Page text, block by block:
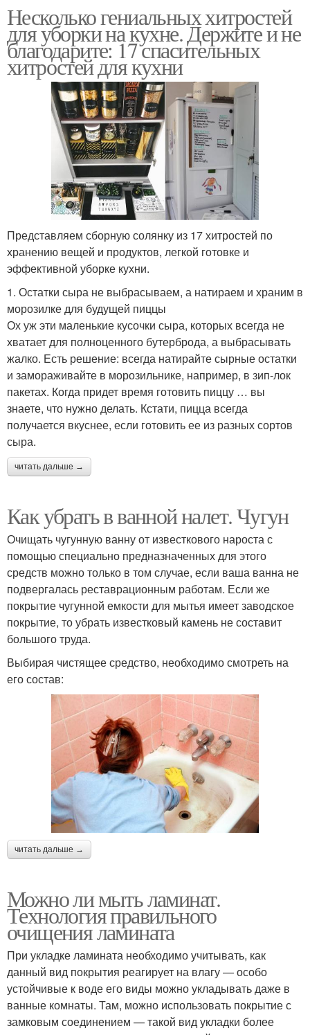
Несколько гениальных хитростей
для уборки на кухне. Держите и не
благодарите: 17 спасительных
хитростей для кухни
Представляем сборную солянку из 17 хитростей по
хранению вещей и продуктов, легкой готовке и
эффективной уборке кухни.
1. Остатки сыра не выбрасываем, а натираем и храним в
морозилке для будущей пиццы
Ох уж эти маленькие кусочки сыра, которых всегда не
хватает для полноценного бутерброда, а выбрасывать
жалко. Есть решение: всегда натирайте сырные остатки
и замораживайте в морозильнике, например, в зип-лок
пакетах. Когда придет время готовить пиццу … вы
знаете, что нужно делать. Кстати, пицца всегда
получается вкуснее, если готовить ее из разных сортов
сыра.
читать дальше →
Как убрать в ванной налет. Чугун
Очищать чугунную ванну от известкового нароста с
помощью специально предназначенных для этого
средств можно только в том случае, если ваша ванна не
подвергалась реставрационным работам. Если же
покрытие чугунной емкости для мытья имеет заводское
покрытие, то убрать известковый камень не составит
большого труда.
Выбирая чистящее средство, необходимо смотреть на
его состав:
читать дальше →
Можно ли мыть ламинат.
Технология правильного
очищения ламината
При укладке ламината необходимо учитывать, как
данный вид покрытия реагирует на влагу — особо
устойчивые к воде его виды можно укладывать даже в
ванные комнаты. Там, можно использовать покрытие с
замковым соединением — такой вид укладки более